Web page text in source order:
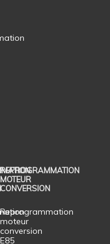
REPROGRAMMATION
MOTEUR
CONVERSION
Reprogrammation
moteur
conversion
E85